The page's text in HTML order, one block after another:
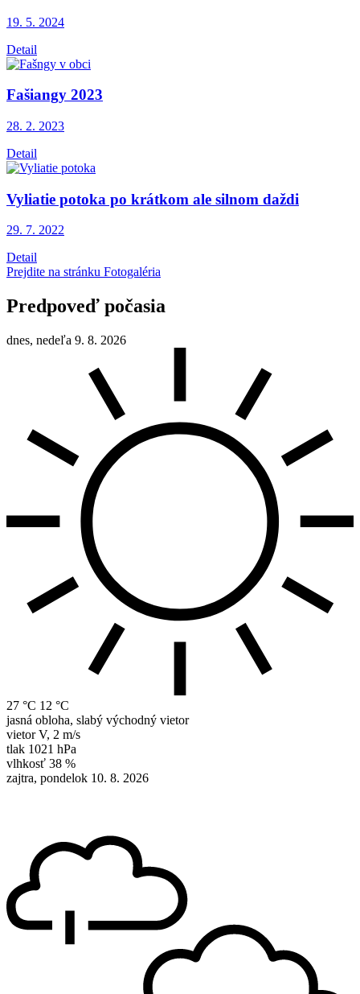
19. 5. 2024
Detail
Fašiangy 2023
28. 2. 2023
Detail
Vyliatie potoka po krátkom ale silnom daždi
29. 7. 2022
Detail
Prejdite na stránku Fotogaléria
Predpoveď počasia
dnes, nedeľa 9. 8. 2026
27 °C 12 °C
jasná obloha, slabý východný vietor
vietor V, 2 m/s
tlak 1021 hPa
vlhkosť 38 %
zajtra, pondelok 10. 8. 2026